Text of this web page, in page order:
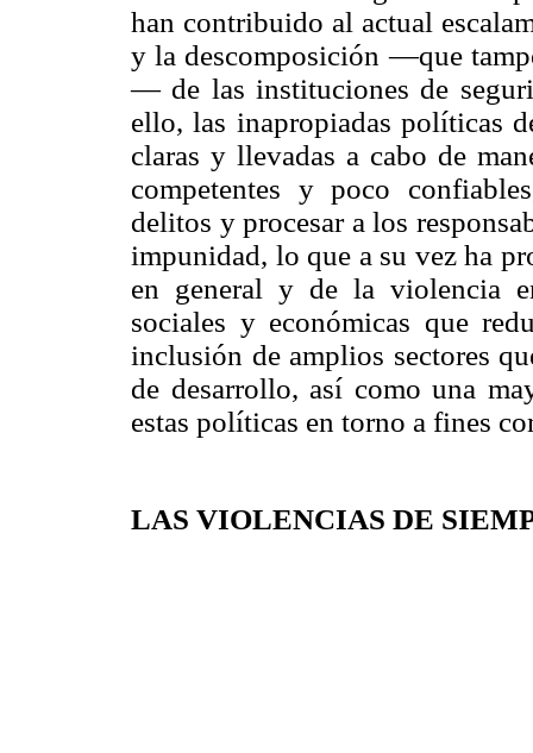
han contribuido al actual
y la descomposición —que
— de las instituciones de
ello, las inapropiadas políticas
claras y llevadas a cabo de
competentes y poco
delitos y procesar a los
impunidad, lo que a su vez ha
en general y de la violencia
sociales y económicas que
inclusión de amplios sectores
de desarrollo, así como una
estas políticas en torno a fines
LAS VIOLENCIAS DE